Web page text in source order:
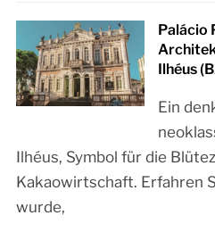
Palácio
Ilhéus
Ein
Ilhéus, Symbol für die
Kakaowirtschaft. Erfahren
wurde,